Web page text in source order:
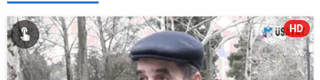
HD